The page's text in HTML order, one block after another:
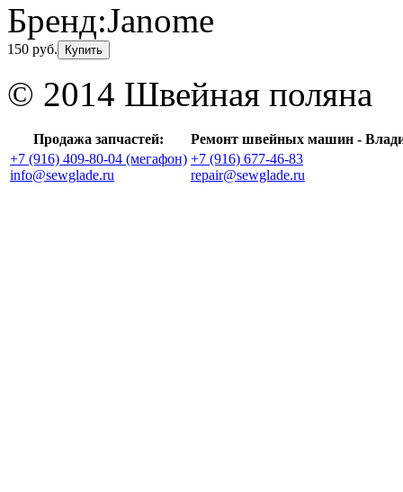
Бренд:Janome
150 руб. Купить
© 2014 Швейная поляна
Продажа запчастей:
Ремонт швейных машин -
+7 (916) 409-80-04 (мегафон)
info@sewglade.ru
+7 (916) 677-46-83
repair@sewglade.ru